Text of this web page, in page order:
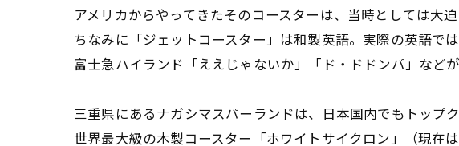
アメリカからやってきたそのコースターは、当時としては大
ちなみに「ジェットコースター」は和製英語。実際の英語で
富士急ハイランド「ええじゃないか」「ド・ドドンパ」などが
三重県にあるナガシマスパーランドは、日本国内でもトップ
世界最大級の木製コースター「ホワイトサイクロン」（現在